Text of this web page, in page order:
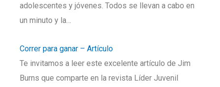
adolescentes y jóvenes. Todos se llevan a cabo en
un minuto y la…
Correr para ganar – Artículo
Te invitamos a leer este excelente artículo de Jim
Burns que comparte en la revista Líder Juvenil